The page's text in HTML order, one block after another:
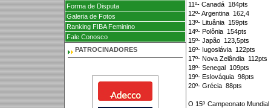
Forma de Disputa
Galeria de Fotos
Ranking FIBA Feminino
Fale Conosco
PATROCINADORES
11º- Canadá  184pts
12º- Argentina  162,4
13º- Lituânia  159pts
14º- Polônia  154pts
15º- Japão  123,5pts
16º- Iugoslávia  122pts
17º- Nova Zelândia  112pts
18º- Senegal  109pts
19º- Eslováquia  98pts
20º- Grécia  88pts
O 15º Campeonato